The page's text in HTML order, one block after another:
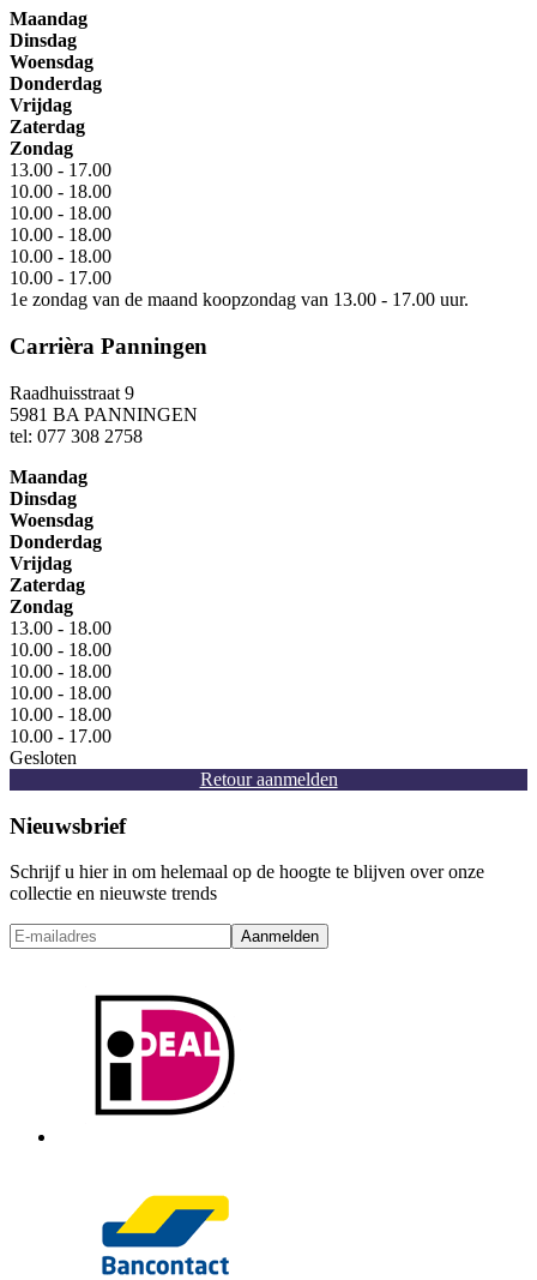
Maandag
Dinsdag
Woensdag
Donderdag
Vrijdag
Zaterdag
Zondag
13.00 - 17.00
10.00 - 18.00
10.00 - 18.00
10.00 - 18.00
10.00 - 18.00
10.00 - 17.00
1e zondag van de maand koopzondag van 13.00 - 17.00 uur.
Carrièra Panningen
Raadhuisstraat 9
5981 BA PANNINGEN
tel: 077 308 2758
Maandag
Dinsdag
Woensdag
Donderdag
Vrijdag
Zaterdag
Zondag
13.00 - 18.00
10.00 - 18.00
10.00 - 18.00
10.00 - 18.00
10.00 - 18.00
10.00 - 17.00
Gesloten
Retour aanmelden
Nieuwsbrief
Schrijf u hier in om helemaal op de hoogte te blijven over onze
collectie en nieuwste trends
Aanmelden